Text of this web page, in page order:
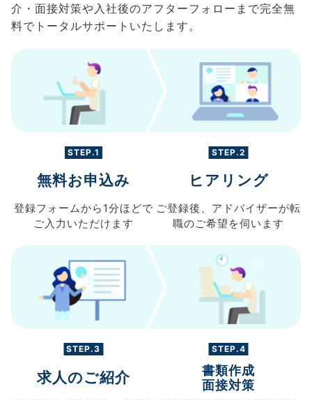
介・面接対策や入社後のアフターフォローまで完全無
料でトータルサポートいたします。
STEP.1
無料お申込み
登録フォームから 1分ほどで
ご入力 いただけます
STEP.2
ヒアリング
ご登録後、 アドバイザーが転
職のご希望を伺います
STEP.3
求人のご紹介
STEP.4
書類作成
面接対策